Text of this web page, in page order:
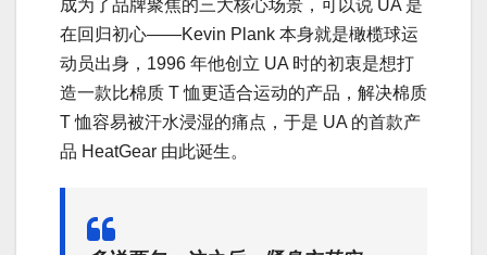
成为了品牌聚焦的三大核心场景，可以说 UA 是
在回归初心——Kevin Plank 本身就是橄榄球运
动员出身，1996 年他创立 UA 时的初衷是想打
造一款比棉质 T 恤更适合运动的产品，解决棉质
T 恤容易被汗水浸湿的痛点，于是 UA 的首款产
品 HeatGear 由此诞生。